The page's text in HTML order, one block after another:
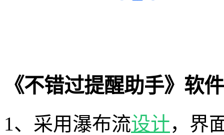
《不错过提醒助手》软
1、采用瀑布流设计，界